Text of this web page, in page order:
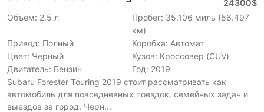
24300$
Объем: 2.5 л
Пробег: 35.106 миль (56.497
км)
Привод: Полный
Коробка: Автомат
Цвет: Черный
Кузов: Кроссовер (CUV)
Двигатель: Бензин
Год: 2019
Subaru Forester Touring 2019 стоит рассматривать как
автомобиль для повседневных поездок, семейных задач и
выездов за город. Черн...